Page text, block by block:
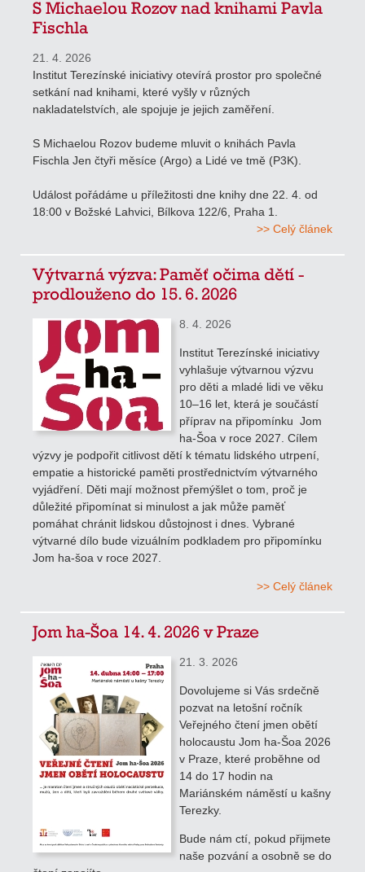
S Michaelou Rozov nad knihami Pavla
Fischla
21. 4. 2026
Institut Terezínské iniciativy otevírá prostor pro společné
setkání nad knihami, které vyšly v různých
nakladatelstvích, ale spojuje je jejich zaměření.
S Michaelou Rozov budeme mluvit o knihách Pavla
Fischla Jen čtyři měsíce (Argo) a Lidé ve tmě (P3K).
Událost pořádáme u příležitosti dne knihy dne 22. 4. od
18:00 v Božské Lahvici, Bílkova 122/6, Praha 1.
>> Celý článek
Výtvarná výzva: Paměť očima dětí -
prodlouženo do 15. 6. 2026
8. 4. 2026
Institut Terezínské iniciativy
vyhlašuje výtvarnou výzvu
pro děti a mladé lidi ve věku
10–16 let, která je součástí
příprav na připomínku Jom
ha-Šoa v roce 2027. Cílem
výzvy je podpořit citlivost dětí k tématu lidského utrpení,
empatie a historické paměti prostřednictvím výtvarného
vyjádření. Děti mají možnost přemýšlet o tom, proč je
důležité připomínat si minulost a jak může paměť
pomáhat chránit lidskou důstojnost i dnes. Vybrané
výtvarné dílo bude vizuálním podkladem pro připomínku
Jom ha-šoa v roce 2027.
>> Celý článek
Jom ha-Šoa 14. 4. 2026 v Praze
21. 3. 2026
Dovolujeme si Vás srdečně
pozvat na letošní ročník
Veřejného čtení jmen obětí
holocaustu Jom ha-Šoa 2026
v Praze, které proběhne od
14 do 17 hodin na
Mariánském náměstí u kašny
Terezky.
Bude nám ctí, pokud přijmete
naše pozvání a osobně se do